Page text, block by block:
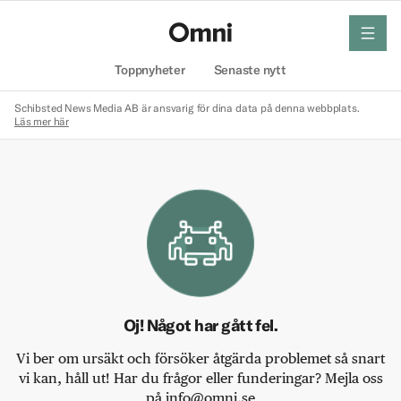
Toppnyheter Senaste nytt
meny
Schibsted News Media AB är ansvarig för dina data på denna webbplats.
Läs mer här
Oj! Något har gått fel.
Vi ber om ursäkt och försöker åtgärda problemet så snart
vi kan, håll ut! Har du frågor eller funderingar? Mejla oss